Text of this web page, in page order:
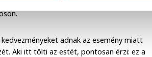
adnak az esemény miatt
Aki itt tölti az estét, pontosan érzi: ez a